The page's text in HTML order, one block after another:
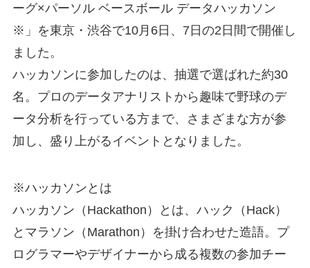
ーグ×パーソル ベースボール データハッカソン
※」を東京・渋谷で10月6日、7日の2日間で開催し
ました。
ハッカソンに参加したのは、抽選で選ばれた約30
名。プロのデータアナリストから趣味で野球のデ
ータ分析を行っている方まで、さまざまな方が参
加し、盛り上がるイベントとなりました。
※ハッカソンとは
ハッカソン（Hackathon）とは、ハック（Hack）
とマラソン（Marathon）を掛け合わせた造語。プ
ログラマーやデザイナーから成る複数の参加チー